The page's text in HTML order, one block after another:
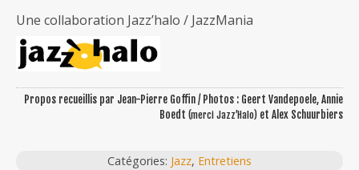
Une collaboration Jazz’halo / JazzMania
Propos recueillis par Jean-Pierre Goffin / Photos : Geert Vandepoele, Annie
Boedt (merci Jazz’Halo) et Alex Schuurbiers
Catégories: Jazz, Entretiens